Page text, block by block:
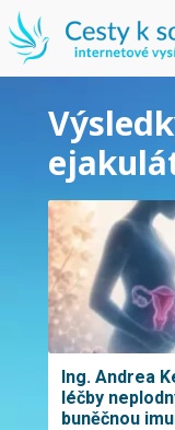
Ing. Andrea
léčby
buněčnou